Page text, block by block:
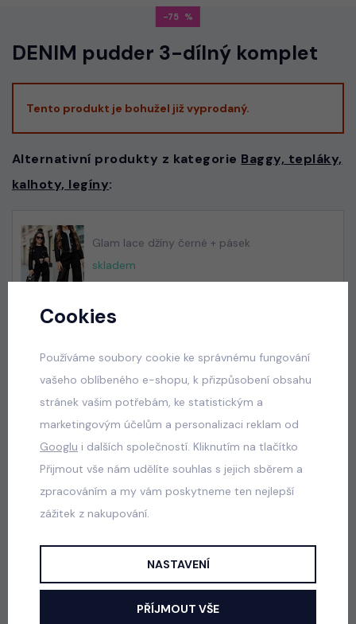
-75
DENIM pudder 3-dílný komplet
Tento produkt je bohužel již vyprodaný.
Alternativní produkty z kategorie Baggy, tepláky,
kalhoty, legíny:
Glam lace džíny černé + pásek
skladem
Acid wash pink lounge tepláky
skladem
440 Kč
Acid wash cappuccino lounge tepláky
skladem
Cookies
Používáme soubory cookie ke správnému fungování
vašeho oblíbeného e-shopu, k přizpůsobení obsahu
stránek vašim potřebám, ke statistickým a
marketingovým účelům a personalizaci reklam od
Googlu i dalších společností. Kliknutím na tlačítko
Přijmout vše nám udělíte souhlas s jejich sběrem a
zpracováním a my vám poskytneme ten nejlepší
zážitek z nakupování.
NASTAVENÍ
PŘÍJMOUT VŠE